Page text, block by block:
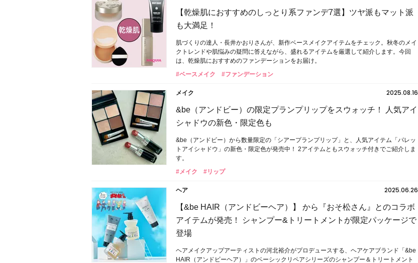
【乾燥肌におすすめのしっとり系ファンデ7選】ツヤ派もマット派
も大満足！
肌づくりの達人・長井かおりさんが、新作ベースメイクアイテムをチェック。秋冬のメイ
クトレンドや肌悩みの疑問に答えながら、盛れるアイテムを厳選して紹介します。今回
は、乾燥肌におすすめのファンデーションをお届け。
#ベースメイク
#ファンデーション
メイク
2025.08.16
&be（アンドビー）の限定プランプリップをスウォッチ！ 人気アイ
シャドウの新色・限定色も
&be（アンドビー）から数量限定の「シアープランプリップ」と、人気アイテム「パレッ
トアイシャドウ」の新色・限定色が発売中！ 2アイテムともスウォッチ付きでご紹介しま
す。
#メイク
#リップ
ヘア
2025.06.26
【&be HAIR（アンドビーヘア）】 から『おそ松さん』とのコラボ
アイテムが発売！ シャンプー&トリートメントが限定パッケージで
登場
ヘアメイクアップアーティストの河北裕介がプロデュースする、ヘアケアブランド「&be
HAIR（アンドビーヘア）」のベーシックリペアシリーズのシャンプー＆トリートメント